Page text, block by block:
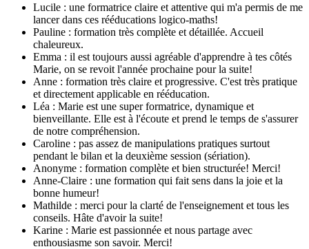
Lucile : une formatrice claire et attentive qui m'a permis de me
lancer dans ces rééducations logico-maths!
Pauline : formation très complète et détaillée. Accueil
chaleureux.
Emma : il est toujours aussi agréable d'apprendre à tes côtés
Marie, on se revoit l'année prochaine pour la suite!
Anne : formation très claire et progressive. C'est très pratique
et directement applicable en rééducation.
Léa : Marie est une super formatrice, dynamique et
bienveillante. Elle est à l'écoute et prend le temps de s'assurer
de notre compréhension.
Caroline : pas assez de manipulations pratiques surtout
pendant le bilan et la deuxième session (sériation).
Anonyme : formation complète et bien structurée! Merci!
Anne-Claire : une formation qui fait sens dans la joie et la
bonne humeur!
Mathilde : merci pour la clarté de l'enseignement et tous les
conseils. Hâte d'avoir la suite!
Karine : Marie est passionnée et nous partage avec
enthousiasme son savoir. Merci!